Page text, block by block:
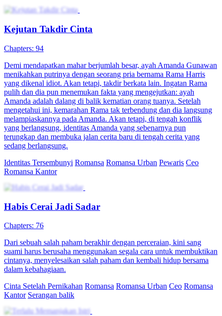
Kejutan Takdir Cinta
Chapters: 94
Demi mendapatkan mahar berjumlah besar, ayah Amanda Gunawan
menikahkan putrinya dengan seorang pria bernama Rama Harris
yang dikenal idiot. Akan tetapi, takdir berkata lain. Ingatan Rama
pulih dan dia pun menemukan fakta yang mengejutkan: ayah
Amanda adalah dalang di balik kematian orang tuanya. Setelah
mengetahui ini, kemarahan Rama tak terbendung dan dia langsung
melampiaskannya pada Amanda. Akan tetapi, di tengah konflik
yang berlangsung, identitas Amanda yang sebenarnya pun
terungkap dan membuka jalan cerita baru di tengah cerita yang
sedang berlangsung.
Identitas Tersembunyi Romansa Romansa Urban Pewaris Ceo
Romansa Kantor
Habis Cerai Jadi Sadar
Chapters: 76
Dari sebuah salah paham berakhir dengan perceraian, kini sang
suami harus berusaha menggunakan segala cara untuk membuktikan
cintanya, menyelesaikan salah paham dan kembali hidup bersama
dalam kebahagiaan.
Cinta Setelah Pernikahan Romansa Romansa Urban Ceo Romansa
Kantor Serangan balik